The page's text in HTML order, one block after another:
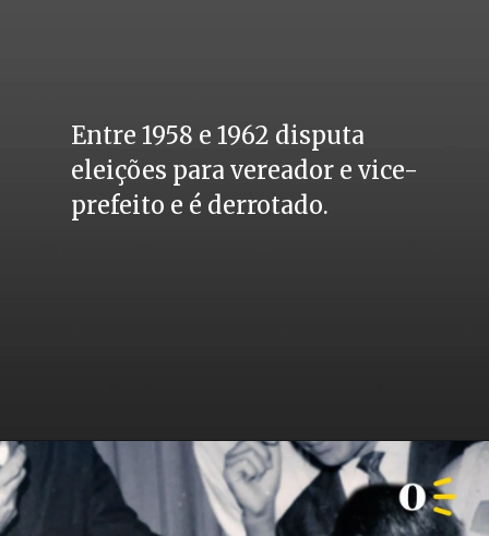
Entre 1958 e 1962 disputa
eleições para vereador e vice-
prefeito e é derrotado.